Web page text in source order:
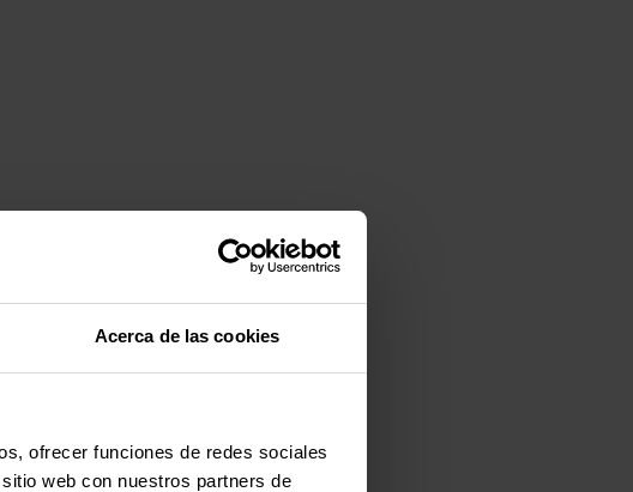
Acerca de las cookies
ofrecer funciones de redes sociales
web con nuestros partners de